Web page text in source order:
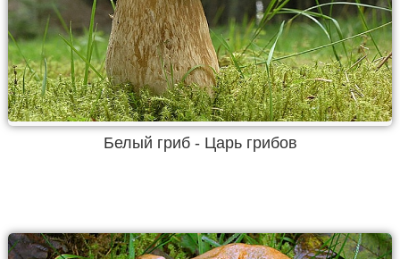
Белый гриб - Царь грибов